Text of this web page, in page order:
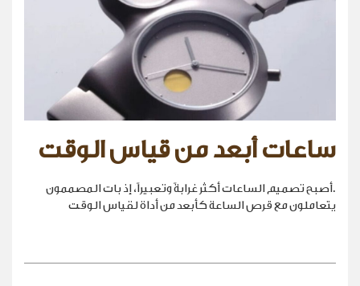
ساعات أبعد من قياس الوقت
.أصبح تصميم الساعات أكثر غرابةً وتعبيراً، إذ بات المصممون
يتعاملون مع قرص الساعة كأبعد من أداة لقياس الوقت